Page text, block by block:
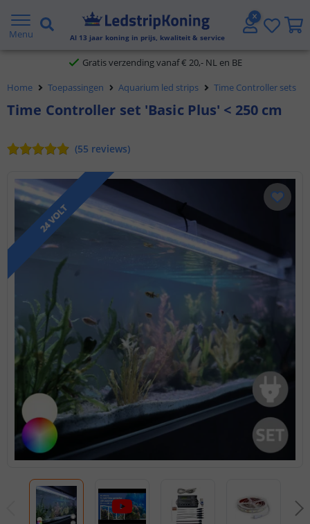
Menu Al 13 jaar koning in prijs, kwaliteit & service
5 jaar garantie
Gratis verzending vanaf € 20,- NL en BE
Klantbeoordeling 9.1
Home Toepassingen Aquarium led strips Time Controller sets
Time Controller set 'Basic Plus' < 250 cm
(55 reviews)
24 VOLT